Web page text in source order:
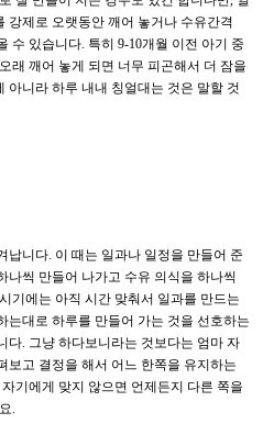
강제로 오랫동안 깨어 놓거나 수유간격
수 있습니다. 특히 9-10개월 이전 아기 중
래 깨어 놓게 되면 너무 피곤해서 더 잠을
아니라 하루 내내 칭얼대는 것은 말할 것
납니다. 이 때는 일과나 일정을 만들어 준
나씩 만들어 나가고 수유 의식을 하나씩
기에는 아직 시간 맞춰서 일과를 만드는
는대로 하루를 만들어 가는 것을 선호하는
다. 그냥 하다보니라는 것보다는 엄마 자
보고 결정을 해서 어느 한쪽을 유지하는
기에게 맞지 않으면 언제든지 다른 쪽을
.